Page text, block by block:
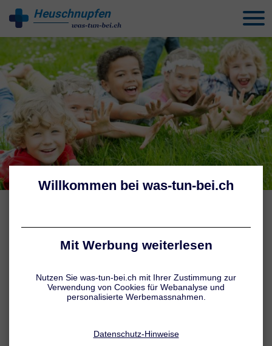
Heuschnupfenbehandeln
Ursachen
Allergien zählen heutzutage zu den häufigsten chronischen
Erkrankungen im Kindesalter. Bis zu 20 Prozent der Kinder
entwickeln bis zum 10. Lebensjahr einen Heuschnupfen.